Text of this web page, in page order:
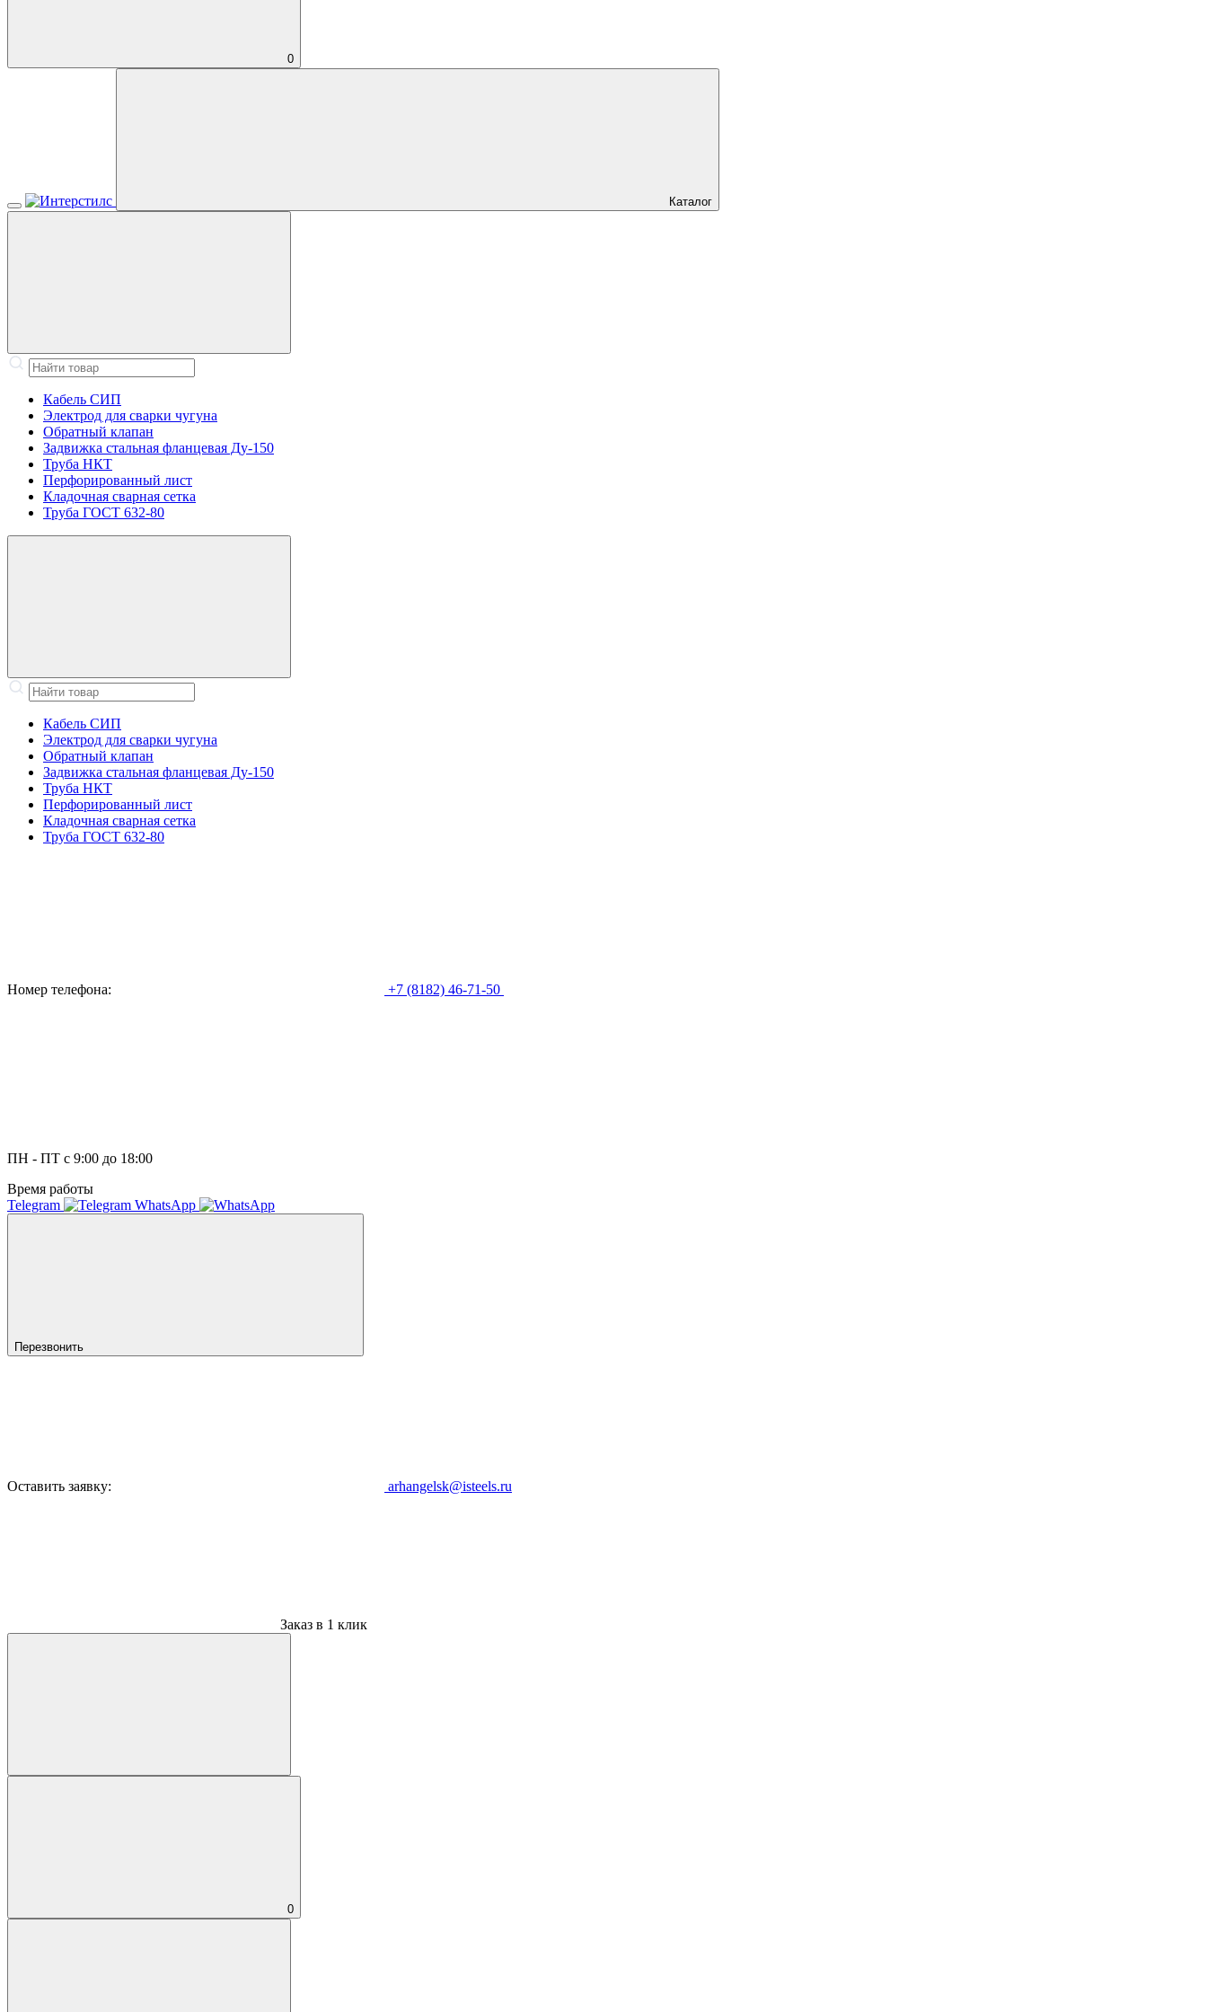
0
Каталог
Кабель СИП
Электрод для сварки чугуна
Обратный клапан
Задвижка стальная фланцевая Ду-150
Труба НКТ
Перфорированный лист
Кладочная сварная сетка
Труба ГОСТ 632-80
Кабель СИП
Электрод для сварки чугуна
Обратный клапан
Задвижка стальная фланцевая Ду-150
Труба НКТ
Перфорированный лист
Кладочная сварная сетка
Труба ГОСТ 632-80
Номер телефона: +7 (8182) 46-71-50
ПН - ПТ с 9:00 до 18:00
Время работы
Telegram
WhatsApp
Перезвонить
Оставить заявку: arhangelsk@isteels.ru
Заказ в 1 клик
0